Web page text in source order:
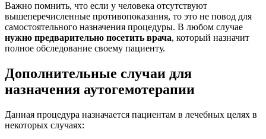
Важно помнить, что если у человека отсутствуют
вышеперечисленные противопоказания, то это не повод для
самостоятельного назначения процедуры. В любом случае
нужно предварительно посетить врача, который назначит
полное обследование своему пациенту.
Дополнительные случаи для
назначения аутогемотерапии
Данная процедура назначается пациентам в лечебных целях в
некоторых случаях: